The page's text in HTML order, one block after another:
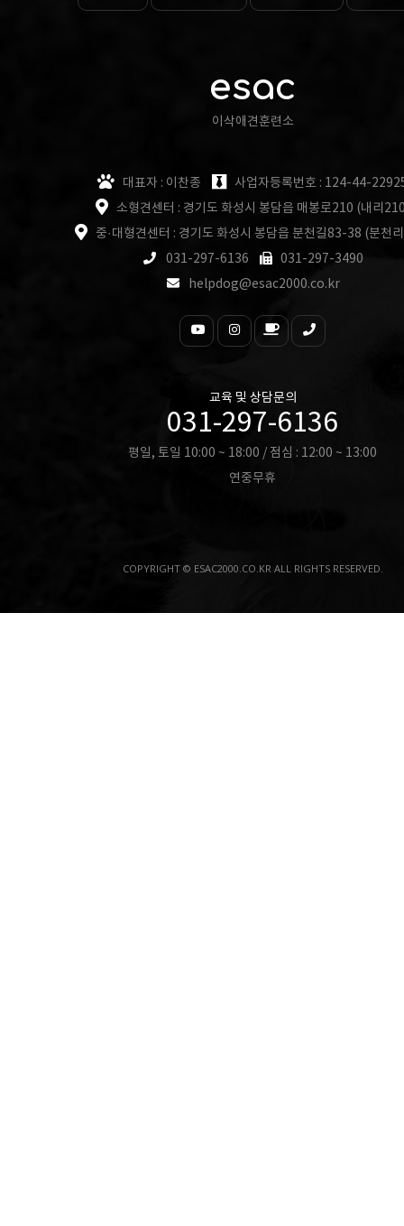
esac
이삭애견훈련소
대표자 : 이찬종
사업자등록번호 : 124-44-
소형견센터 : 경기도 화성시 봉담읍 매봉로210 (내리
중·대형견센터 : 경기도 화성시 봉담읍 분천길83-38 (분천
031-297-6136
031-297-3490
helpdog@esac2000.co.kr
교육 및 상담문의
031-297-6136
평일, 토일 10:00 ~ 18:00 / 점심 : 12:00 ~ 13:00
연중무휴
COPYRIGHT © ESAC2000.CO.KR ALL RIGHTS RESERVED.